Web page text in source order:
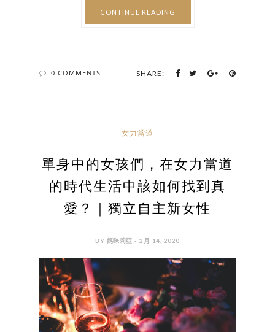
CONTINUE READING
0 COMMENTS SHARE:
女力當道
單身中的女孩們，在女力當道
的時代生活中該如何找到真
愛？｜獨立自主新女性
BY 媽咪莉亞 - 2月 14, 2020